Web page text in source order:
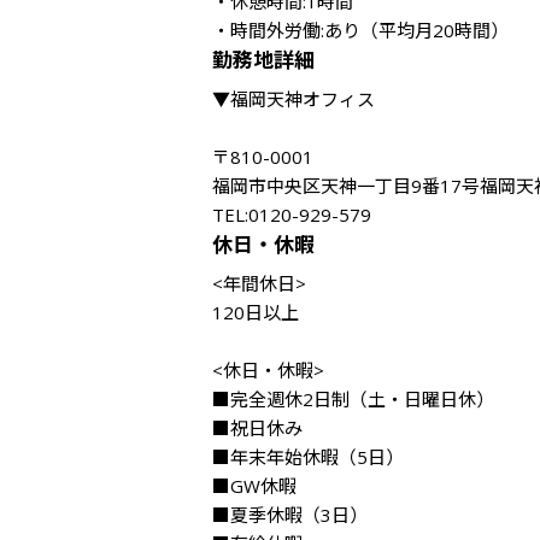
・時間外労働:あり（平均月20時間）
勤務地詳細
▼福岡天神オフィス
〒810-0001
福岡市中央区天神一丁目9番17号福岡
TEL:0120-929-579
休日・休暇
<年間休日>
120日以上
<休日・休暇>
■完全週休2日制（土・日曜日休）
■祝日休み
■年末年始休暇（5日）
■GW休暇
■夏季休暇（3日）